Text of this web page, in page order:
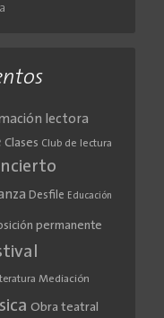
lectora
Clases Club de lectura
Desfile Educación
permanente
Mediación
Obra teatral